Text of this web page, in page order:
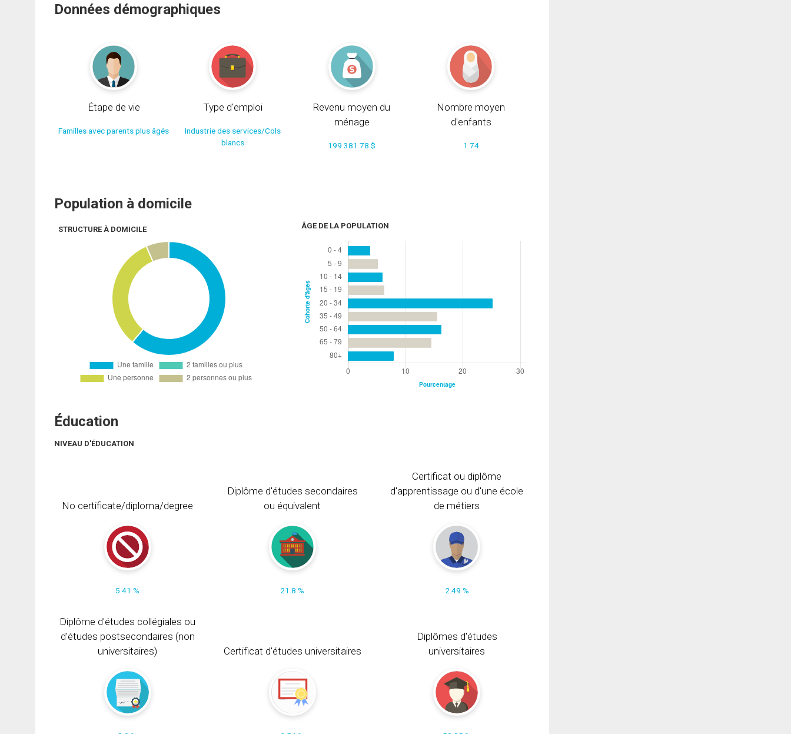
Données démographiques
Étape de vie
Familles avec parents plus âgés
Type d'emploi
Industrie des services/Cols
blancs
Revenu moyen du
ménage
199 381.78 $
Nombre moyen
d'enfants
1.74
Population à domicile
STRUCTURE À DOMICILE ÂGE DE LA POPULATION
Éducation
NIVEAU D'ÉDUCATION
No certificate/diploma/degree
5.41 %
Diplôme d'études secondaires
ou équivalent
21.8 %
Certificat ou diplôme
d'apprentissage ou d'une école
de métiers
2.49 %
Diplôme d'études collégiales ou
d'études postsecondaires (non
universitaires)
Certificat d'études universitaires
Diplômes d'études
universitaires